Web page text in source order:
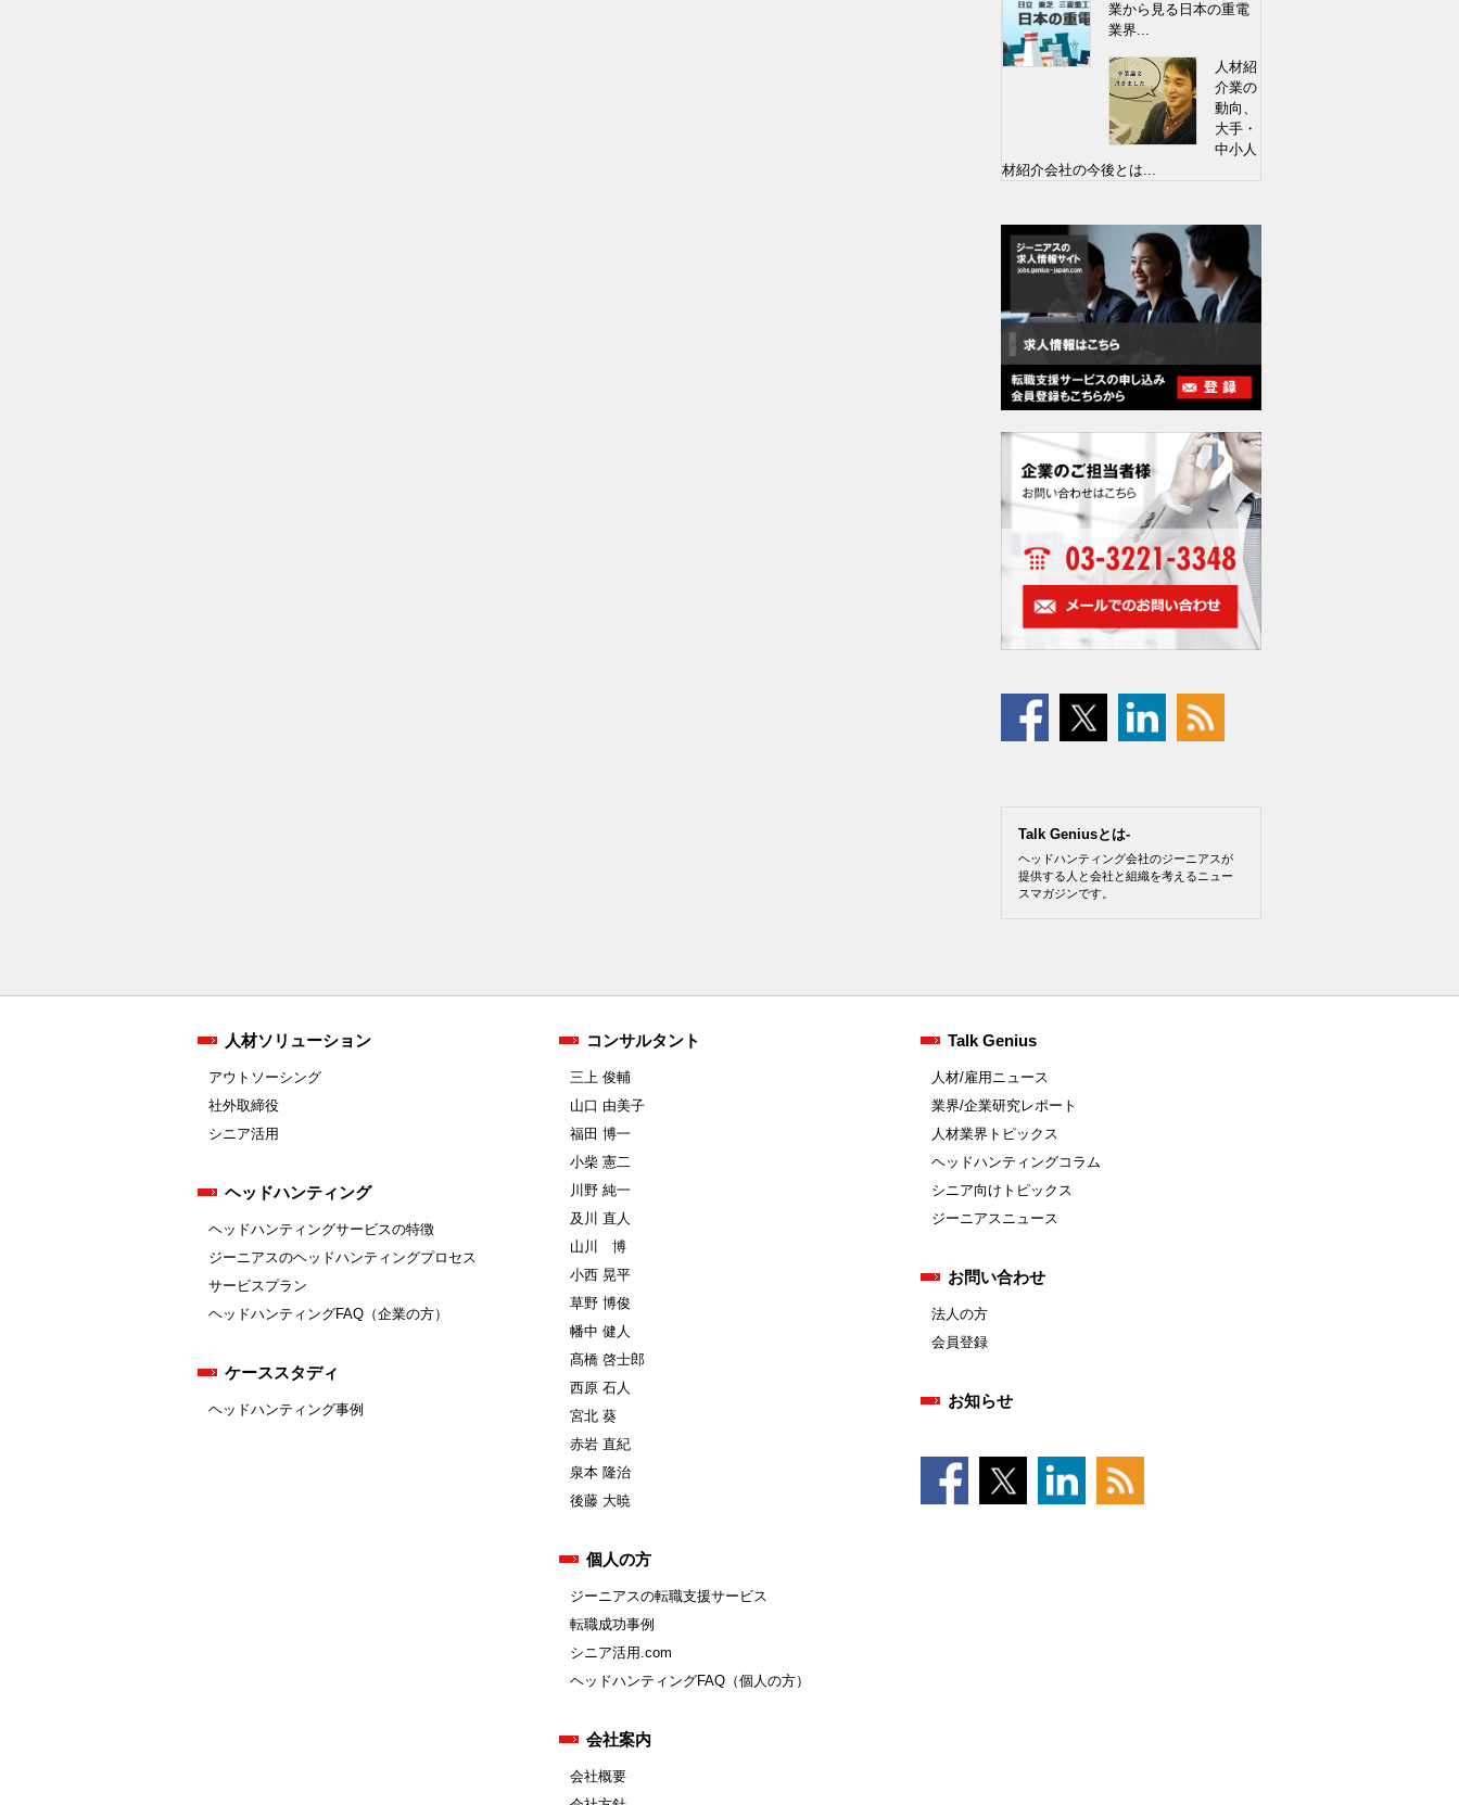
業から見る日本の重電
業界...
人材紹
介業の
動向、
大手・
中小人
材紹介会社の今後とは...
Talk Geniusとは-
ヘッドハンティング会社のジーニアスが
提供する人と会社と組織を考えるニュー
スマガジンです。
人材ソリューション
アウトソーシング
社外取締役
シニア活用
ヘッドハンティング
ヘッドハンティングサービスの特徴
ジーニアスのヘッドハンティングプロセス
サービスプラン
ヘッドハンティングFAQ（企業の方）
ケーススタディ
ヘッドハンティング事例
コンサルタント
三上 俊輔
山口 由美子
福田 博一
小柴 憲二
川野 純一
及川 直人
山川 博
小西 晃平
草野 博俊
幡中 健人
髙橋 啓士郎
西原 石人
宮北 葵
赤岩 直紀
泉本 隆治
後藤 大暁
個人の方
ジーニアスの転職支援サービス
転職成功事例
シニア活用.com
ヘッドハンティングFAQ（個人の方）
会社案内
会社概要
Talk Genius
人材/雇用ニュース
業界/企業研究レポート
人材業界トピックス
ヘッドハンティングコラム
シニア向けトピックス
ジーニアスニュース
お問い合わせ
法人の方
会員登録
お知らせ